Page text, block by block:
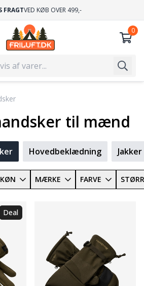
FRAGTVED KØB OVER 499,-
Hovedbeklædning Jakker
til mænd
KØN MÆRKE FARVE
Deal